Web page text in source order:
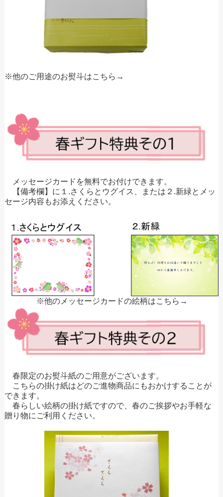
※他のご用途のお熨斗はこちら→
メッセージカードを無料でお付けできます。
【備考欄】に１.さくらとウグイス、または２.新緑とメッ
セージ内容もお添えください。
※他のメッセージカードの絵柄はこちら→
春限定のお熨斗紙のご用意がございます。
こちらの掛け紙はどのご進物商品にもおかけすることが
できます。
春らしい絵柄の掛け紙ですので、春のご挨拶やお手軽な
贈り物にご利用ください。